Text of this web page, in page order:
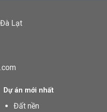
Lạt
Dự án mới nhất
Đất nền